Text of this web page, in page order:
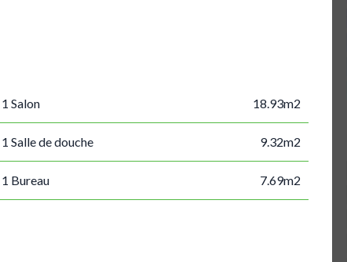
1 Salon 18.93m2
1 Salle de douche 9.32m2
1 Bureau 7.69m2